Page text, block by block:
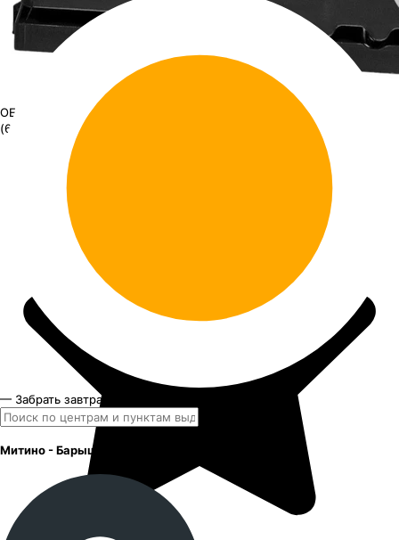
OEM EFB 63600
АКБ OEM EFB 6ст-63 (о.п.) 600А 242*175*190
(63600)
— Забрать завтра и позднее
Митино - Барышиха